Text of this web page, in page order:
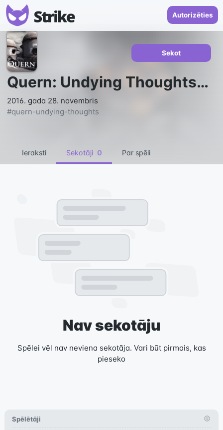
Autorizēties
Quern: Undying Thoughts81
2016. gada 28. novembris
#quern-undying-thoughts
Sekot
Ieraksti Sekotāji 0 Par spēli
Nav sekotāju
Spēlei vēl nav neviena sekotāja. Vari būt pirmais, kas
pieseko
Spēlētāji